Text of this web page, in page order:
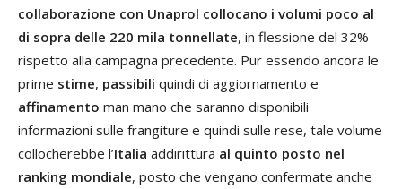
collaborazione con Unaprol collocano i volumi poco al
di sopra delle 220 mila tonnellate, in flessione del 32%
rispetto alla campagna precedente. Pur essendo ancora le
prime stime, passibili quindi di aggiornamento e
affinamento man mano che saranno disponibili
informazioni sulle frangiture e quindi sulle rese, tale volume
collocherebbe l’Italia addirittura al quinto posto nel
ranking mondiale, posto che vengano confermate anche